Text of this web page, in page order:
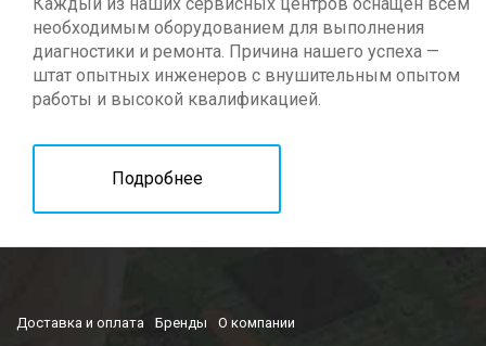
необходимым оборудованием для выполнения
диагностики и ремонта. Причина нашего успеха —
штат опытных инженеров с внушительным опытом
работы и высокой квалификацией.
Подробнее
Доставка и оплата Бренды О компании